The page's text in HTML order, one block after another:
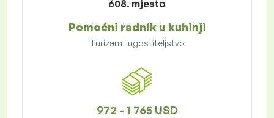
608. mjesto
Pomoćni radnik u kuhinji
Turizam i ugostiteljstvo
972 - 1 765 USD